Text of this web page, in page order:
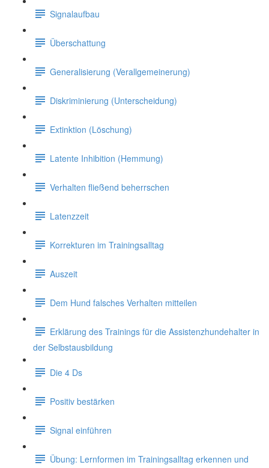
Signalaufbau
Überschattung
Generalisierung (Verallgemeinerung)
Diskriminierung (Unterscheidung)
Extinktion (Löschung)
Latente Inhibition (Hemmung)
Verhalten fließend beherrschen
Latenzzeit
Korrekturen im Trainingsalltag
Auszeit
Dem Hund falsches Verhalten mitteilen
Erklärung des Trainings für die Assistenzhundehalter in
der Selbstausbildung
Die 4 Ds
Positiv bestärken
Signal einführen
Übung: Lernformen im Trainingsalltag erkennen und